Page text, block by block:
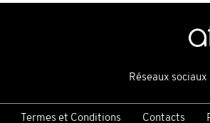
Réseaux sociaux
Termes et Conditions Contacts